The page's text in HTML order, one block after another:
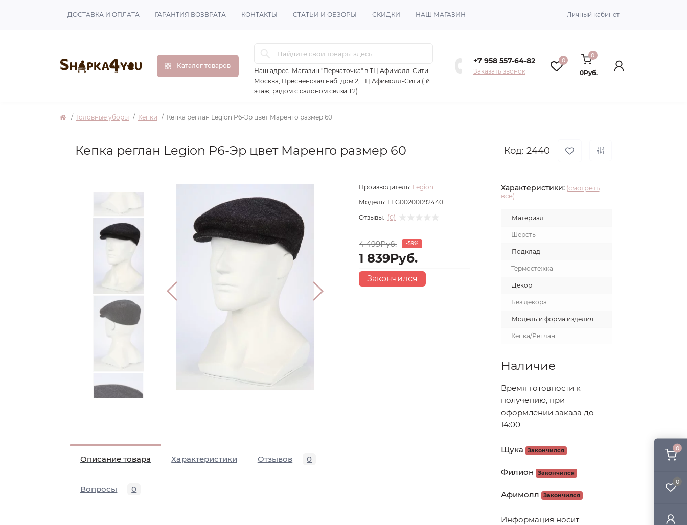
0
0
ДОСТАВКА И ОПЛАТА ГАРАНТИЯ ВОЗВРАТА КОНТАКТЫ СТАТЬИ И ОБЗОРЫ СКИДКИ НАШ МАГАЗИН Личный кабинет
Каталог товаров
Наш адрес: Магазин "Перчаточка" в ТЦ Афимолл-Сити
Москва, Пресненская наб. дом 2, ТЦ Афимолл-Сити (1й
этаж, рядом с салоном связи Т2)
+7 958 557-64-82
Заказать звонок
0
0
0Руб.
Головные уборы Кепки Кепка реглан Legion P6-Эр цвет Маренго размер 60
Кепка реглан Legion P6-Эр цвет Маренго размер 60 Код: 2440
Описание товара Характеристики Отзывов 0
Вопросы 0
Производитель: Legion
Модель: LEG00200092440
Отзывы: (0)
4 499Руб. -59%
1 839Руб.
Закончился
Характеристики: (смотреть
все)
Материал
Шерсть
Подклад
Термостежка
Декор
Без декора
Модель и форма изделия
Кепка/Реглан
Наличие
Время готовности к
получению, при
оформлении заказа до
14:00
Щука Закончился
Филион Закончился
Афимолл Закончился
Информация носит